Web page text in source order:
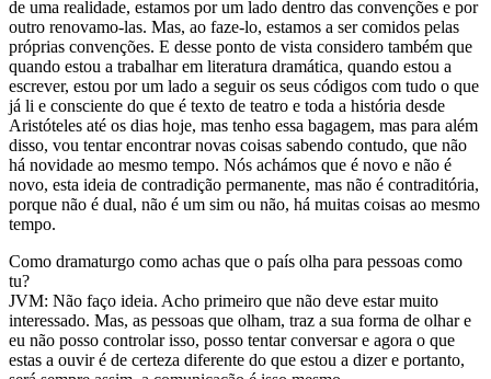
de uma realidade, estamos por um lado dentro das convenções e por
outro renovamo-las. Mas, ao faze-lo, estamos a ser comidos pelas
próprias convenções. E desse ponto de vista considero também que
quando estou a trabalhar em literatura dramática, quando estou a
escrever, estou por um lado a seguir os seus códigos com tudo o que
já li e consciente do que é texto de teatro e toda a história desde
Aristóteles até os dias hoje, mas tenho essa bagagem, mas para além
disso, vou tentar encontrar novas coisas sabendo contudo, que não
há novidade ao mesmo tempo. Nós achámos que é novo e não é
novo, esta ideia de contradição permanente, mas não é contraditória,
porque não é dual, não é um sim ou não, há muitas coisas ao mesmo
tempo.
Como dramaturgo como achas que o país olha para pessoas como
tu?
JVM: Não faço ideia. Acho primeiro que não deve estar muito
interessado. Mas, as pessoas que olham, traz a sua forma de olhar e
eu não posso controlar isso, posso tentar conversar e agora o que
estas a ouvir é de certeza diferente do que estou a dizer e portanto,